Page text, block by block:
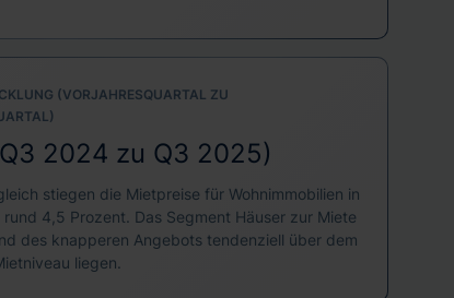
(VORJAHRESQUARTAL ZU
2024 zu Q3 2025)
stiegen die Mietpreise für Wohnimmobilien in
4,5 Prozent. Das Segment Häuser zur Miete
des knapperen Angebots tendenziell über dem
liegen.